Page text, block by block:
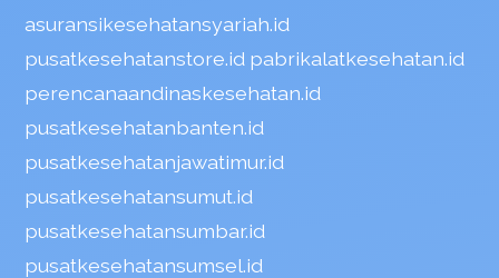
asuransikesehatansyariah.id
pusatkesehatanstore.id pabrikalatkesehatan.id
perencanaandinaskesehatan.id
pusatkesehatanbanten.id
pusatkesehatanjawatimur.id
pusatkesehatansumut.id
pusatkesehatansumbar.id
pusatkesehatansumsel.id